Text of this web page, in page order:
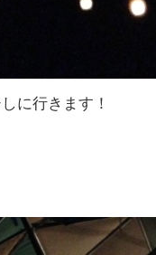
に行きます！